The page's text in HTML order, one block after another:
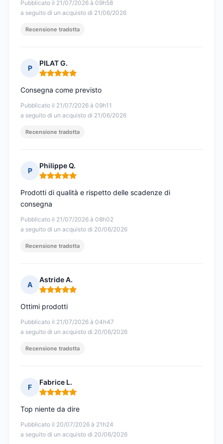
Pubblicato il 21/07/2026 à 09h58
a seguito di un acquisto di 21/06/2026
Recensione tradotta
P
PILAT G.
Nota: 5 su 5
Pubblicato il 21/07/2026 à 09h11
a seguito di un acquisto di 21/06/2026
Consegna come previsto
Recensione tradotta
P
Philippe Q.
Nota: 5 su 5
Pubblicato il 21/07/2026 à 08h02
a seguito di un acquisto di 20/06/2026
Prodotti di qualità e rispetto delle scadenze di
consegna
Recensione tradotta
A
Astride A.
Nota: 5 su 5
Pubblicato il 21/07/2026 à 04h47
a seguito di un acquisto di 20/06/2026
Ottimi prodotti
Recensione tradotta
F
Fabrice L.
Nota: 5 su 5
Pubblicato il 20/07/2026 à 21h24
a seguito di un acquisto di 20/06/2026
Top niente da dire